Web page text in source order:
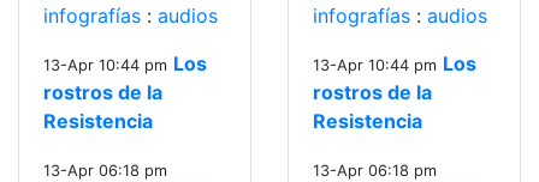
infografías : audios
13-Apr 10:44 pm Los
rostros de la
Resistencia
13-Apr 06:18 pm
infografías : audios
13-Apr 10:44 pm Los
rostros de la
Resistencia
13-Apr 06:18 pm